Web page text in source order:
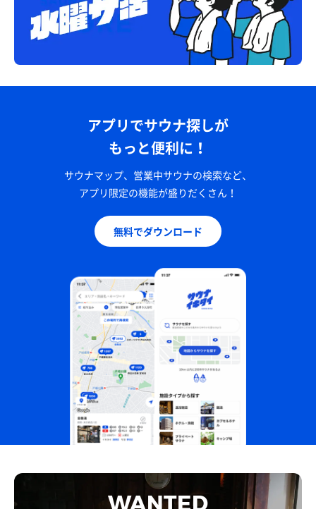
アプリでサウナ探しが
もっと便利に！
サウナマップ、営業中サウナの検索など、
アプリ限定の機能が盛りだくさん！
無料でダウンロード
WANTED